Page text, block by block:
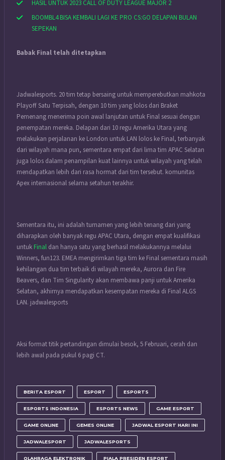
HASIL UNTUK 2023 CALL OF DUTY LEAGUE MAJOR 2
BOOMBL4 BISA KEMBALI LAGI KE PRO CS:GO DELAPAN BULAN
SEPEKAN
Babak Final telah ditetapkan
Jadwalesports. 20 tim tetap bersaing untuk memperebutkan mahkota
Playoff Satu Terpisah, dengan 10 tim yang lolos dari Braket
Pemenang menerima poin awal lanjutan untuk Final sesuai dengan
penempatan mereka. Delapan dari 10 regu Amerika Utara yang
melakukan perjalanan ke London untuk LAN lolos ke Final, terbanyak
dari wilayah mana pun, sementara empat dari lima tim APAC Selatan
juga lolos dalam penampilan kuat lainnya untuk wilayah yang telah
mendapatkan lebih dari rasa hormat dari tim tersebut. komunitas
Apex internasional selama setahun terakhir.
Sementara itu, ini adalah turnamen yang lebih tenang dari yang
diharapkan oleh banyak regu APAC Utara, dengan empat kualifikasi
untukFinal dan hanya satu yang berhasil melakukannya melalui
Winners, fun123. EMEA mengirimkan tiga tim ke Final sementara masih
kehilangan dua tim terbaik di wilayah mereka, Aurora dan Fire
Beavers, dan Tim Singularity akan membawa panji untuk Amerika
Selatan, akhirnya mendapatkan kesempatan mereka di Final ALGS
LAN. jadwalesports
Aksi format titik pertandingan dimulai besok, 5 Februari, cerah dan
lebih awal pada pukul 6 pagi CT.
BERITA ESPORT ESPORT ESPORTS
ESPORTS INDONESIA ESPORTS NEWS GAME ESPORT
GAME ONLINE GEMES ONLINE JADWAL ESPORT HARI INI
JADWALESPORT JADWALESPORTS
OLAHRAGA ELEKTRONIK PIALA PRESIDEN ESPORT